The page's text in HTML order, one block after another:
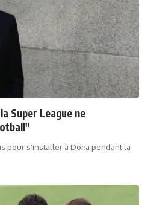
Super League ne
pour s'installer à Doha pendant la